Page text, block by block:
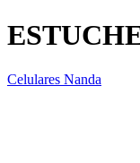
Celulares Nanda